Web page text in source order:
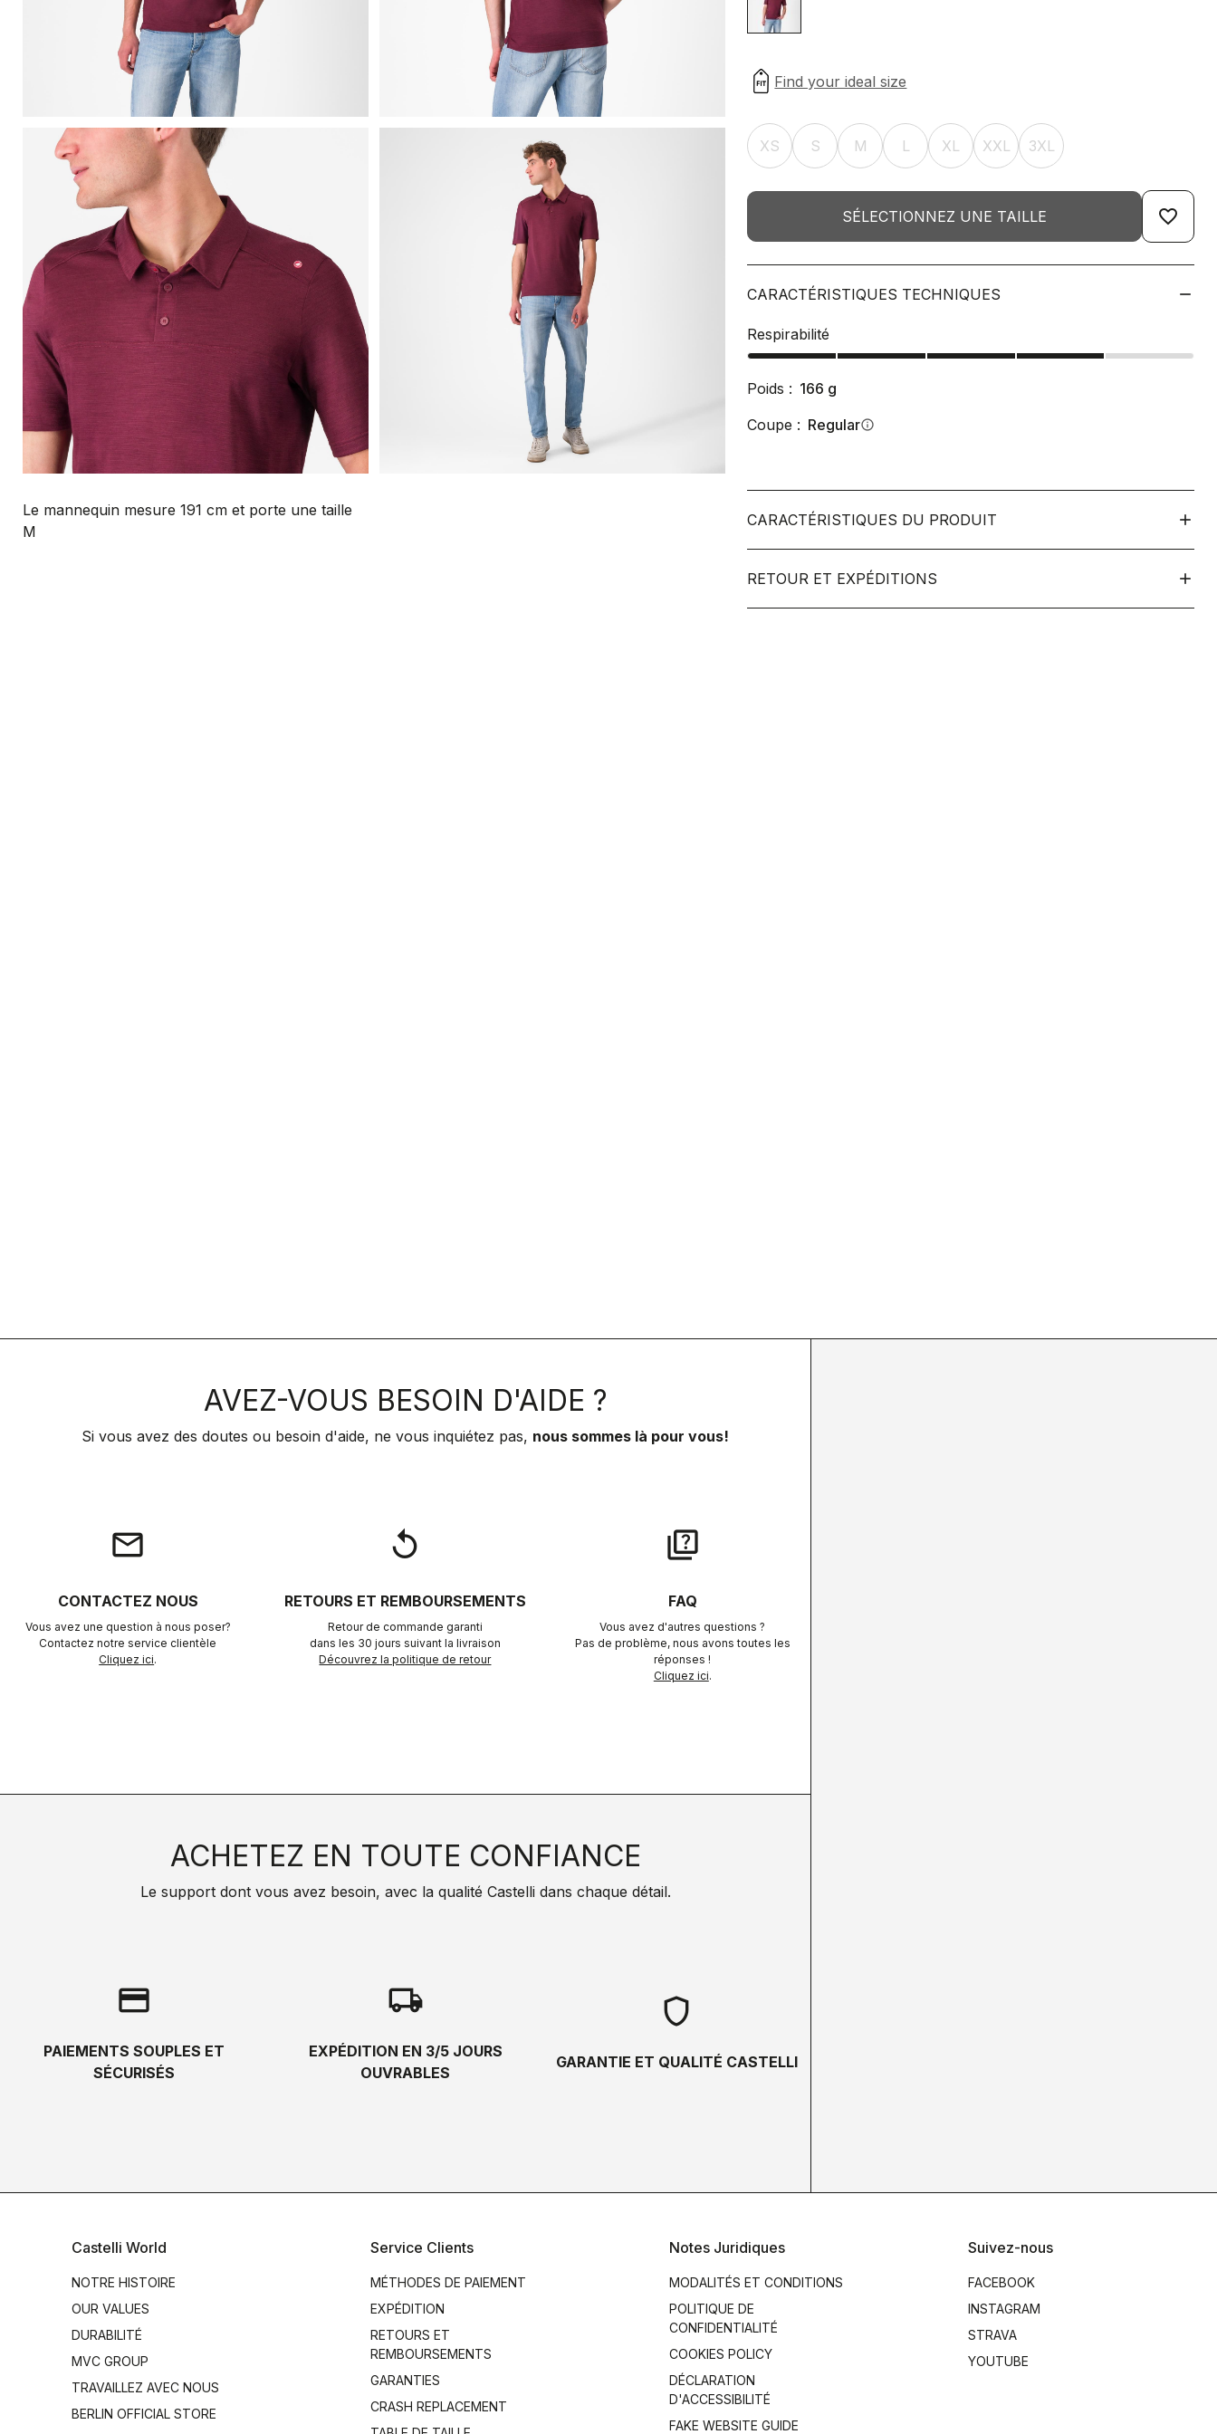
Le mannequin mesure 191 cm et porte une taille
M
XS S M L XL XXL 3XL
SÉLECTIONNEZ UNE TAILLE favorite_border
CARACTÉRISTIQUES TECHNIQUES
Respirabilité
Poids : 166 g
Coupe : Regularinfo
CARACTÉRISTIQUES DU PRODUIT
RETOUR ET EXPÉDITIONS
AVEZ-VOUS BESOIN D'AIDE ?
Si vous avez des doutes ou besoin d'aide, ne vous inquiétez pas, nous sommes là pour vous!
email
CONTACTEZ NOUS
Vous avez une question à nous poser?
Contactez notre service clientèle
Cliquez ici.
replay
RETOURS ET REMBOURSEMENTS
Retour de commande garanti
dans les 30 jours suivant la livraison
Découvrez la politique de retour
quiz
FAQ
Vous avez d'autres questions ?
Pas de problème, nous avons toutes les
réponses !
Cliquez ici.
ACHETEZ EN TOUTE CONFIANCE
Le support dont vous avez besoin, avec la qualité Castelli dans chaque détail.
credit_card
PAIEMENTS SOUPLES ET
SÉCURISÉS
local_shipping
EXPÉDITION EN 3/5 JOURS
OUVRABLES
shield
GARANTIE ET QUALITÉ CASTELLI
Castelli World
NOTRE HISTOIRE
OUR VALUES
DURABILITÉ
MVC GROUP
TRAVAILLEZ AVEC NOUS
BERLIN OFFICIAL STORE
Service Clients
MÉTHODES DE PAIEMENT
EXPÉDITION
RETOURS ET
REMBOURSEMENTS
GARANTIES
CRASH REPLACEMENT
Notes Juridiques
MODALITÉS ET CONDITIONS
POLITIQUE DE
CONFIDENTIALITÉ
COOKIES POLICY
DÉCLARATION
D'ACCESSIBILITÉ
FAKE WEBSITE GUIDE
Suivez-nous
FACEBOOK
INSTAGRAM
STRAVA
YOUTUBE